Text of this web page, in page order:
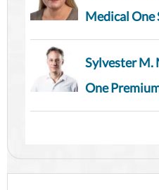
Medical
Sylvester M.
One